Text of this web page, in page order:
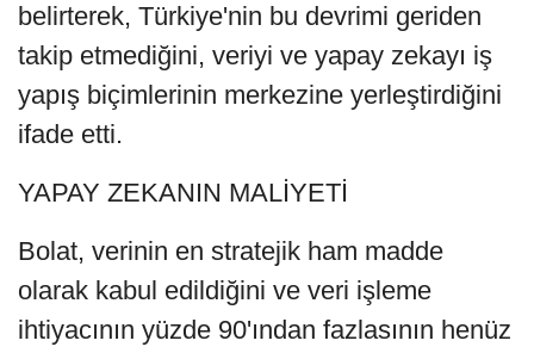
belirterek, Türkiye'nin bu devrimi geriden
takip etmediğini, veriyi ve yapay zekayı iş
yapış biçimlerinin merkezine yerleştirdiğini
ifade etti.
YAPAY ZEKANIN MALİYETİ
Bolat, verinin en stratejik ham madde
olarak kabul edildiğini ve veri işleme
ihtiyacının yüzde 90'ından fazlasının henüz